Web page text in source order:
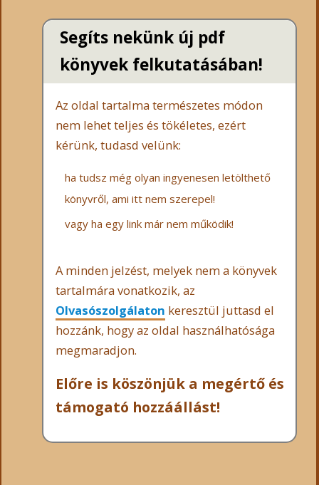
Segíts nekünk új pdf
könyvek felkutatásában!
Az oldal tartalma természetes módon
nem lehet teljes és tökéletes, ezért
kérünk, tudasd velünk:
ha tudsz még olyan ingyenesen letölthető
könyvről, ami itt nem szerepel!
vagy ha egy link már nem működik!
A minden jelzést, melyek nem a könyvek
tartalmára vonatkozik, az
Olvasószolgálaton keresztül juttasd el
hozzánk, hogy az oldal használhatósága
megmaradjon.
Előre is köszönjük a megértő és
támogató hozzáállást!